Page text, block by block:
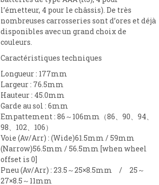
l’émetteur, 4 pour le châssis). De très
nombreuses carrosseries sont d’ores et déjà
disponibles avec un grand choix de
couleurs.
Caractéristiques techniques
Longueur : 177mm
Largeur : 76.5mm
Hauteur : 45.0mm
Garde au sol : 6mm
Empattement : 86～106mm（86、90、94、
98、102、106）
Voie (Av/Arr) : (Wide)61.5mm / 59mm
(Narrow)56.5mm / 56.5mm [when wheel
offset is 0]
Pneu (Av/Arr) : 23.5～25×8.5mm / 25～
27×8.5～11mm